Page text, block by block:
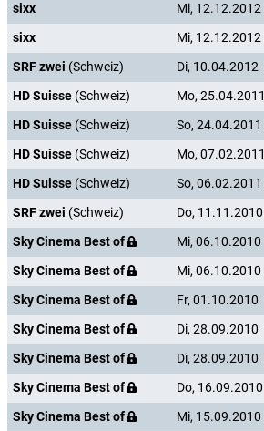
sixx
Mi, 12.12.2012
sixx
Mi, 12.12.2012
SRF zwei (Schweiz) Di, 10.04.2012
HD Suisse (Schweiz) Mo, 25.04.2011
HD Suisse (Schweiz) So, 24.04.2011
HD Suisse (Schweiz) Mo, 07.02.2011
HD Suisse (Schweiz) So, 06.02.2011
SRF zwei (Schweiz) Do, 11.11.2010
Sky Cinema Best of
Mi, 06.10.2010
Sky Cinema Best of
Mi, 06.10.2010
Sky Cinema Best of
Fr, 01.10.2010
Sky Cinema Best of
Di, 28.09.2010
Sky Cinema Best of
Di, 28.09.2010
Sky Cinema Best of
Do, 16.09.2010
Sky Cinema Best of
Mi, 15.09.2010